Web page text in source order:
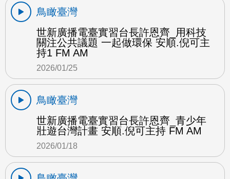
鳥瞰臺灣
世新廣播電臺實習台長許恩齊_用科技
關注公共議題 一起做環保 安順.倪可主
持1 FM AM
2026/01/25
鳥瞰臺灣
世新廣播電臺實習台長許恩齊_青少年
壯遊台灣計畫 安順.倪可主持 FM AM
2026/01/18